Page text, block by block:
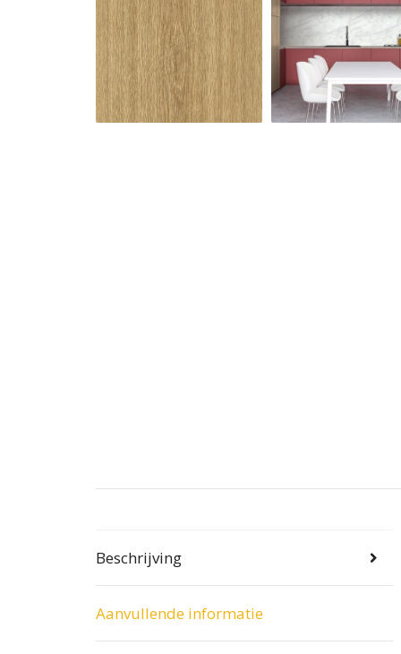
Beschrijving
Aanvullende informatie